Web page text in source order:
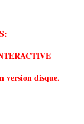
version disque.